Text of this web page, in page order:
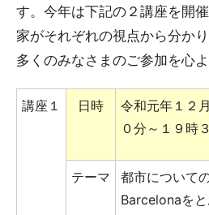
す。今年は下記の２講座を開
家がそれぞれの視点から分か
多くのみなさまのご参加を心
講座１ 日時
令和元年１２
０分～１９時
テーマ
都市について
Barcelonaを